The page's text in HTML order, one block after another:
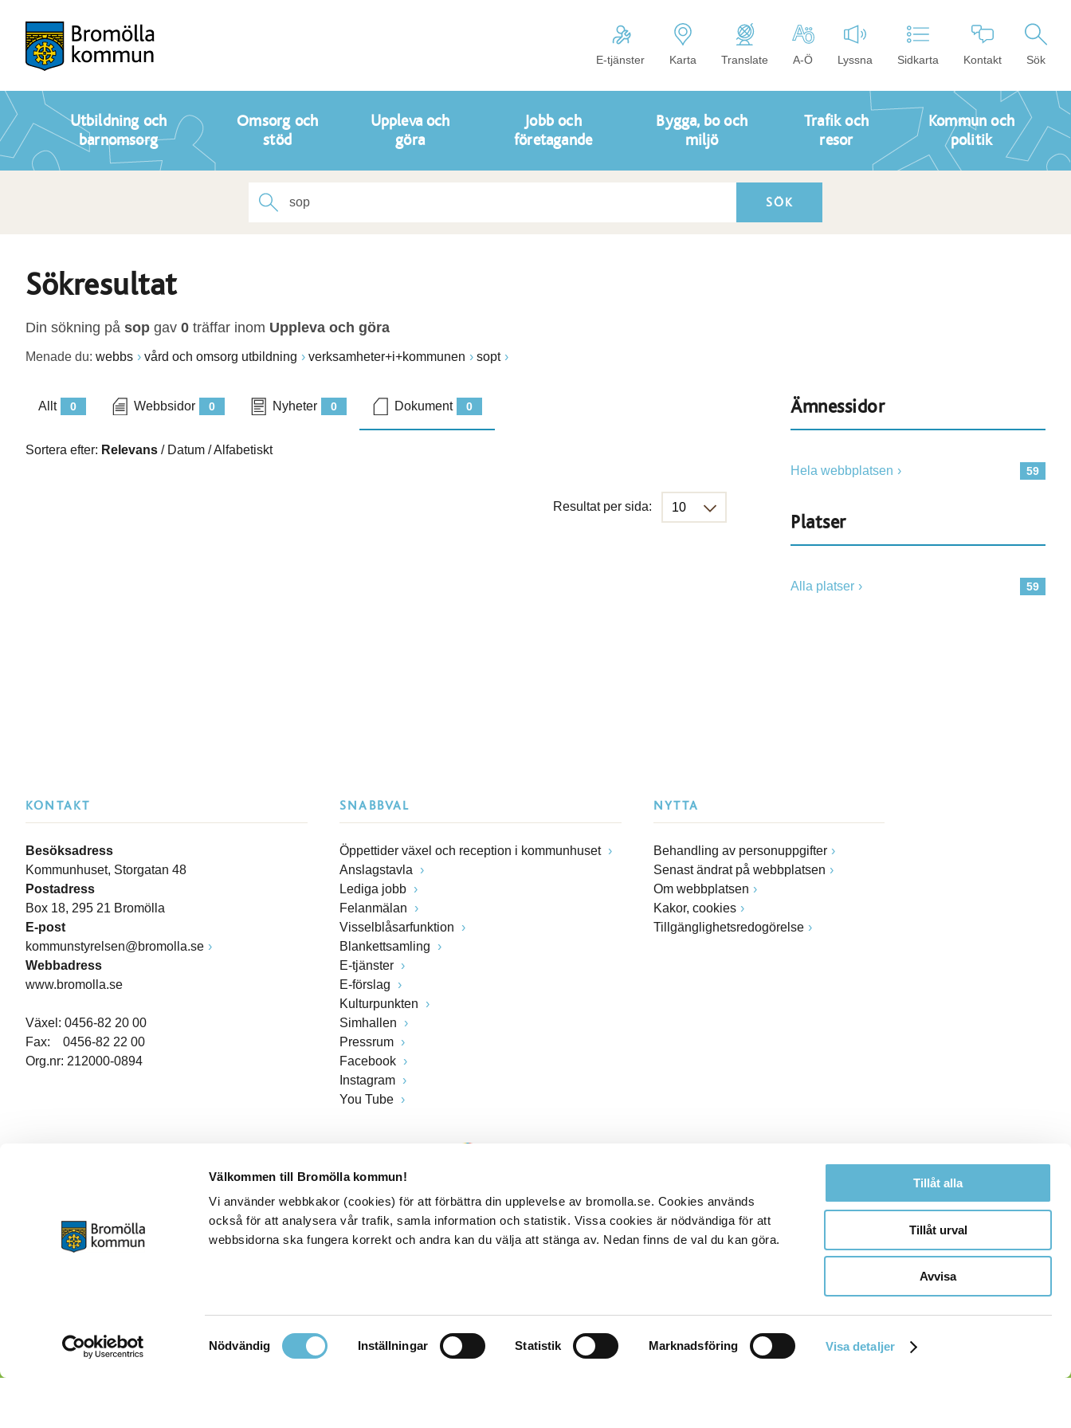
Välkommen till Bromölla kommun!
Vi använder webbkakor (cookies) för att förbättra din upplevelse av bromolla.se. Cookies används
också för att analysera vår trafik, samla information och statistik. Vissa cookies är nödvändiga för att
webbsidorna ska fungera korrekt och andra kan du välja att stänga av. Nedan finns de val du kan göra.
Samtyckesval
Nödvändig Inställningar Statistik Marknadsföring Visa detaljer
Tillåt alla
Tillåt urval
Avvisa
E-tjänster Karta Translate A-Ö Lyssna Sidkarta Kontakt Sök
Utbildning och
barnomsorg
Omsorg och
stöd
Uppleva och
göra
Jobb och
företagande
Bygga, bo och
miljö
Trafik och
resor
Kommun och
politik
Sökresultat
Din sökning på sop gav 0 träffar inom Uppleva och göra
Menade du: webbs vård och omsorg utbildning verksamheter+i+kommunen sopt
0
Allt 0
Webbsidor 0
Nyheter 0
Dokument
Sortera efter: Relevans / Datum /Alfabetiskt
Resultat per sida:
Ämnessidor
59
Hela webbplatsen
Platser
59
Alla platser
KONTAKT
Besöksadress
Kommunhuset, Storgatan 48
Postadress
Box 18, 295 21 Bromölla
E-post
kommunstyrelsen@bromolla.se
Webbadress
www.bromolla.se
Växel: 0456-82 20 00
Fax: 0456-82 22 00
Org.nr: 212000-0894
SNABBVAL
Öppettider växel och reception i kommunhuset
Anslagstavla
Lediga jobb
Felanmälan
Visselblåsarfunktion
Blankettsamling
E-tjänster
E-förslag
Kulturpunkten
Simhallen
Pressrum
Facebook
Instagram
You Tube
NYTTA
Behandling av personuppgifter
Senast ändrat på webbplatsen
Om webbplatsen
Kakor, cookies
Tillgänglighetsredogörelse